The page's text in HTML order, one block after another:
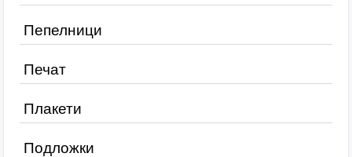
Пепелници
Печат
Плакети
Подложки